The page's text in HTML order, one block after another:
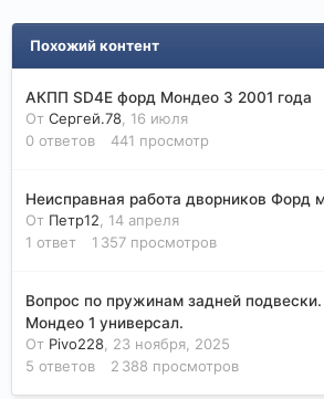
Похожий контент
АКПП SD4E форд Мондео 3 2001 года
От Сергей.78, 16 июля
0 ответов 441 просмотр
Неисправная работа дворников Форд
От Петр12, 14 апреля
1 ответ 1 357 просмотров
Вопрос по пружинам задней
Мондео 1 универсал.
От Pivo228, 23 ноября, 2025
5 ответов 2 388 просмотров